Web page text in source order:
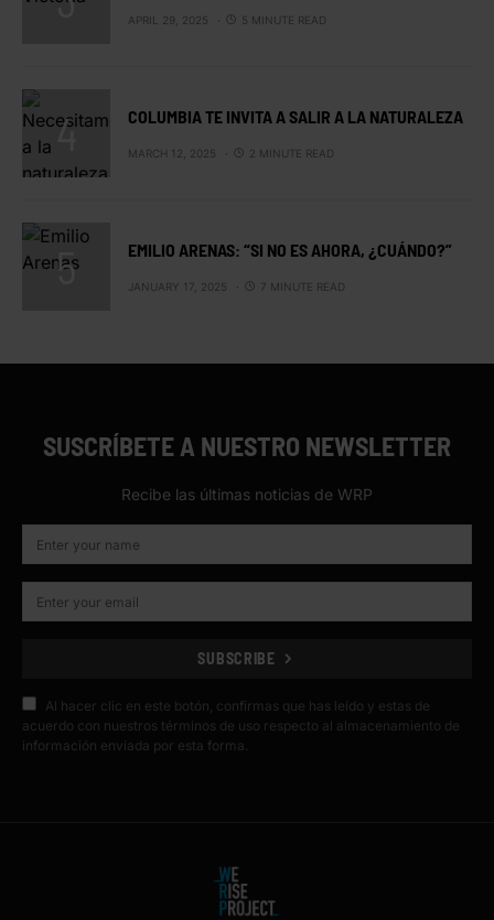
APRIL 29, 2025 5 MINUTE READ
COLUMBIA TE INVITA A SALIR A LA NATURALEZA
MARCH 12, 2025 2 MINUTE READ
EMILIO ARENAS: “SI NO ES AHORA, ¿CUÁNDO?”
JANUARY 17, 2025 7 MINUTE READ
SUSCRÍBETE A NUESTRO NEWSLETTER
Recibe las últimas noticias de WRP
SUBSCRIBE
Al hacer clic en este botón, confirmas que has leído y estas de
acuerdo con nuestros términos de uso respecto al almacenamiento de
información enviada por esta forma.